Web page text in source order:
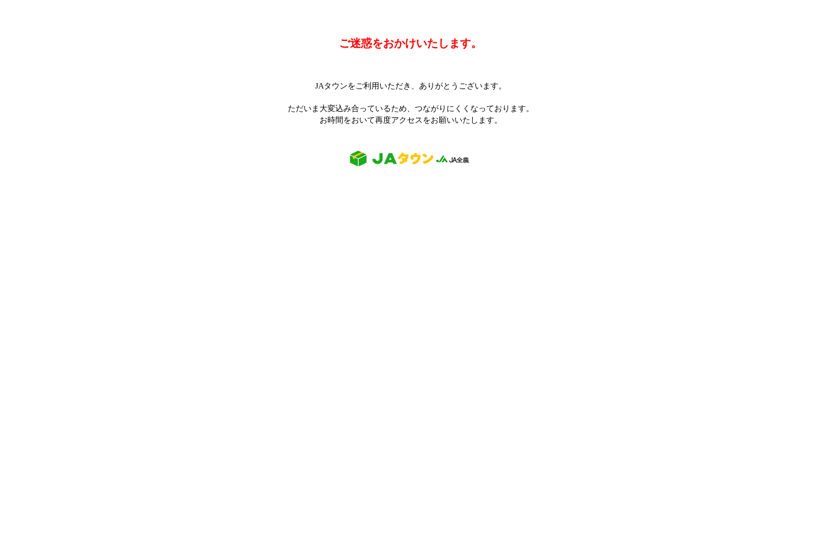
ご迷惑をおかけいたします。
JAタウンをご利用いただき、ありがとうございます。
ただいま大変込み合っているため、つながりにくくなっております。
お時間をおいて再度アクセスをお願いいたします。